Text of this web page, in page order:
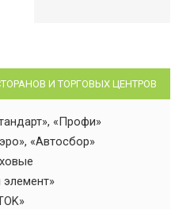
И ТОРГОВЫХ ЦЕНТРОВ
«Профи»
«Автосбор»